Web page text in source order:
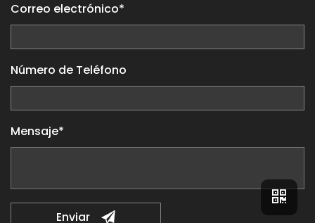
Correo electrónico*
Número de Teléfono
Mensaje*